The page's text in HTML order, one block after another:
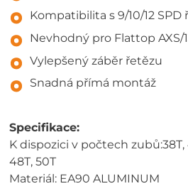
Kompatibilita s 9/10/12 SPD
Nevhodný pro Flattop AXS/
Vylepšený záběr řetězu
Snadná přímá montáž
Specifikace:
K dispozici v počtech zubů:38T,
48T, 50T
Materiál: EA90 ALUMINUM